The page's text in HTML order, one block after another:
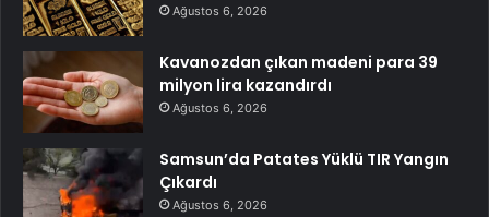
Ağustos 6, 2026
Kavanozdan çıkan madeni para 39
milyon lira kazandırdı
Ağustos 6, 2026
Samsun’da Patates Yüklü TIR Yangın
Çıkardı
Ağustos 6, 2026